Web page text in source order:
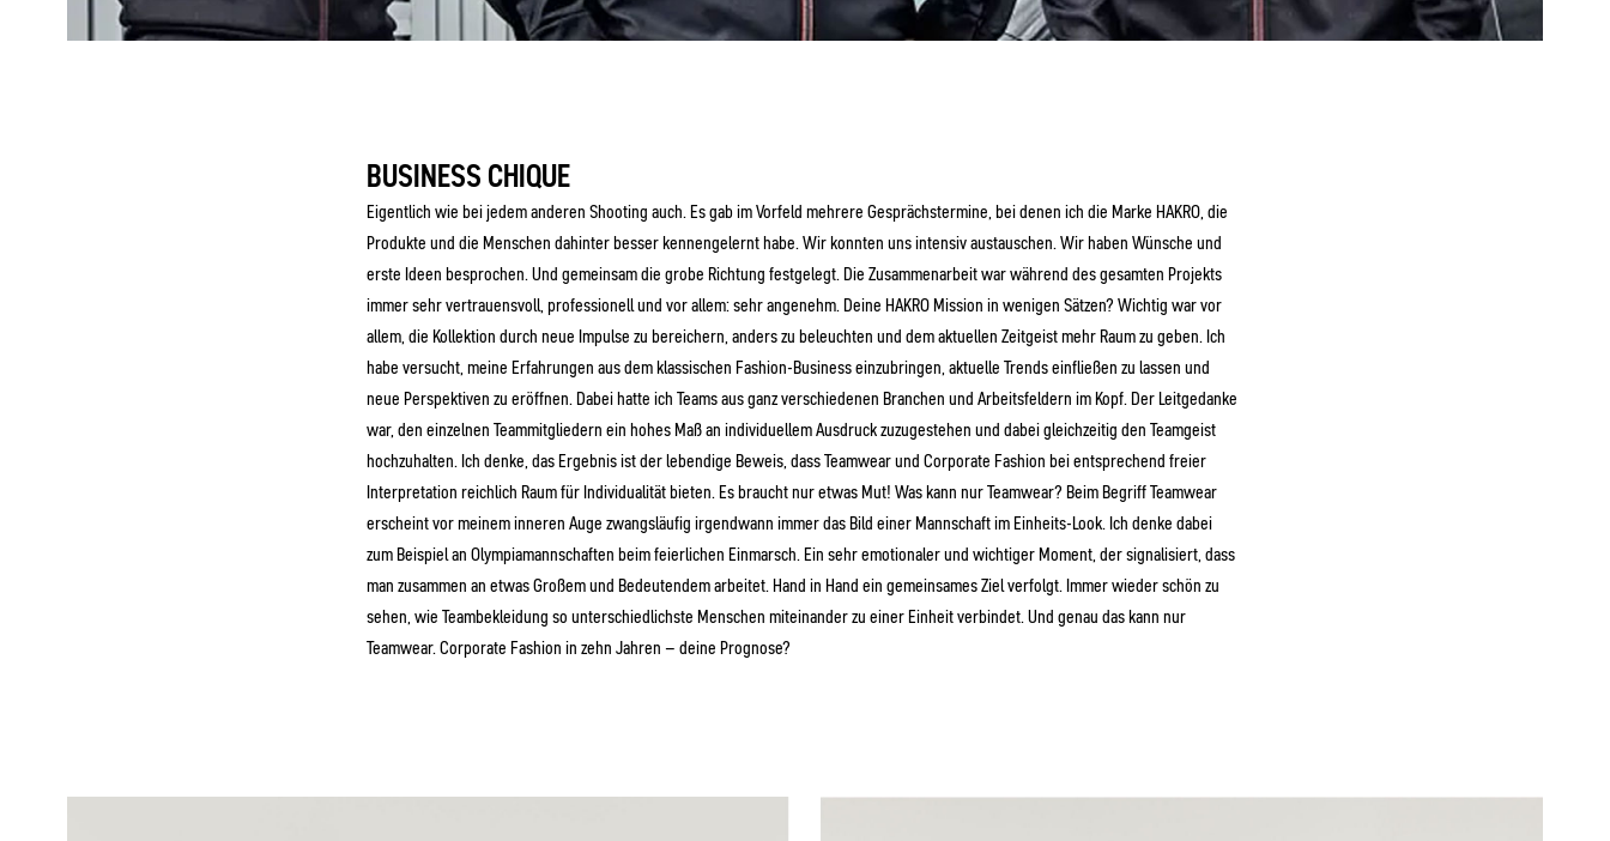
BUSINESS CHIQUE
Eigentlich wie bei jedem anderen Shooting auch. Es gab im Vorfeld mehrere Gesprächstermine, bei denen ich die Marke HAKRO, die
Produkte und die Menschen dahinter besser kennengelernt habe. Wir konnten uns intensiv austauschen. Wir haben Wünsche und
erste Ideen besprochen. Und gemeinsam die grobe Richtung festgelegt. Die Zusammenarbeit war während des gesamten Projekts
immer sehr vertrauensvoll, professionell und vor allem: sehr angenehm. Deine HAKRO Mission in wenigen Sätzen? Wichtig war vor
allem, die Kollektion durch neue Impulse zu bereichern, anders zu beleuchten und dem aktuellen Zeitgeist mehr Raum zu geben. Ich
habe versucht, meine Erfahrungen aus dem klassischen Fashion-Business einzubringen, aktuelle Trends einfließen zu lassen und
neue Perspektiven zu eröffnen. Dabei hatte ich Teams aus ganz verschiedenen Branchen und Arbeitsfeldern im Kopf. Der Leitgedanke
war, den einzelnen Teammitgliedern ein hohes Maß an individuellem Ausdruck zuzugestehen und dabei gleichzeitig den Teamgeist
hochzuhalten. Ich denke, das Ergebnis ist der lebendige Beweis, dass Teamwear und Corporate Fashion bei entsprechend freier
Interpretation reichlich Raum für Individualität bieten. Es braucht nur etwas Mut! Was kann nur Teamwear? Beim Begriff Teamwear
erscheint vor meinem inneren Auge zwangsläufig irgendwann immer das Bild einer Mannschaft im Einheits-Look. Ich denke dabei
zum Beispiel an Olympiamannschaften beim feierlichen Einmarsch. Ein sehr emotionaler und wichtiger Moment, der signalisiert, dass
man zusammen an etwas Großem und Bedeutendem arbeitet. Hand in Hand ein gemeinsames Ziel verfolgt. Immer wieder schön zu
sehen, wie Teambekleidung so unterschiedlichste Menschen miteinander zu einer Einheit verbindet. Und genau das kann nur
Teamwear. Corporate Fashion in zehn Jahren – deine Prognose?